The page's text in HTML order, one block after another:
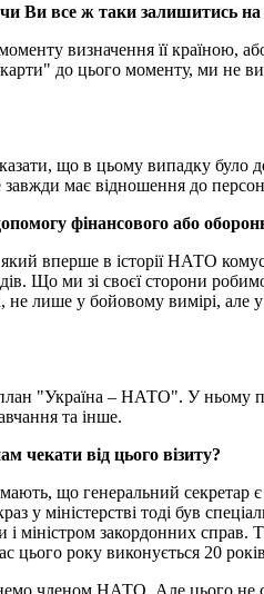
все ж таки залишитись на
визначення її
до цього моменту, ми не
що в цьому випадку
завжди має відношення до
фінансового або
вперше в історії НАТО
Що ми зі своєї сторони
лише у бойовому вимірі, але
"Україна – НАТО". У ньому
та інше.
чекати від цього візиту?
що генеральний секретар є
у міністерстві тоді був
міністром закордонних справ.
цього року виконується 20
членом НАТО. Але цього не